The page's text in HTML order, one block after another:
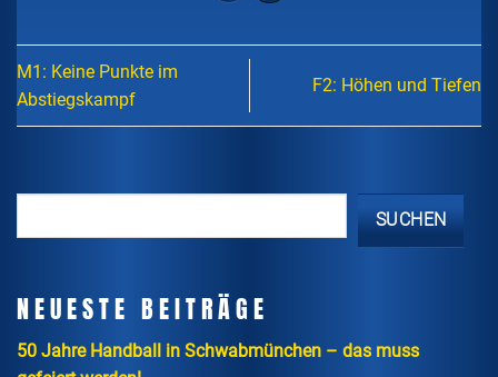
M1: Keine Punkte im
Abstiegskampf
F2: Höhen und Tiefen
SUCHEN
NEUESTE BEITRÄGE
50 Jahre Handball in Schwabmünchen – das muss